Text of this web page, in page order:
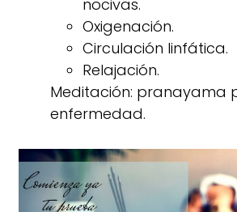
nocivas.
Oxigenación.
Circulación linfática.
Relajación.
Meditación: pranayama
enfermedad.